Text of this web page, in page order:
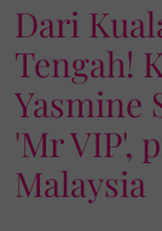
Dari
Tengah!
Yasmine
'Mr VIP',
Malaysia